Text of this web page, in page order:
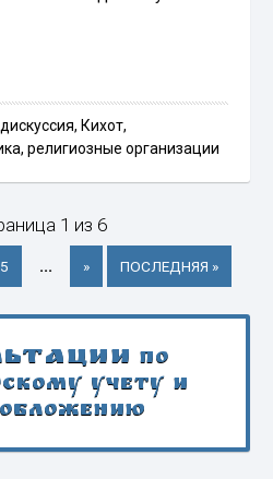
дискуссия, Кихот,
,религиозные организации
1 из 6
5 ... » ПОСЛЕДНЯЯ »
по
учету и